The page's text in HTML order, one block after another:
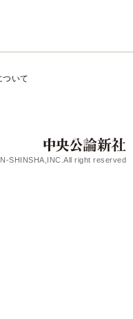
いて
SHINSHA,INC.All right reserved